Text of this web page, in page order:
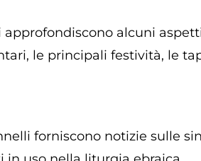
alcuni
le principali festività, le
forniscono notizie sulle